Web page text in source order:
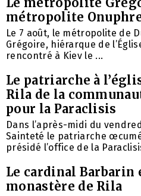
métropolite
Le 7 août, le métropolite de
Grégoire, hiérarque de
rencontré à Kiev le ...
Le patriarche à
Rila de la
pour la Paraclisis
Dans l’après-midi du
Sainteté le patriarche
présidé l’office de la
Le cardinal Barbarin
monastère de Rila